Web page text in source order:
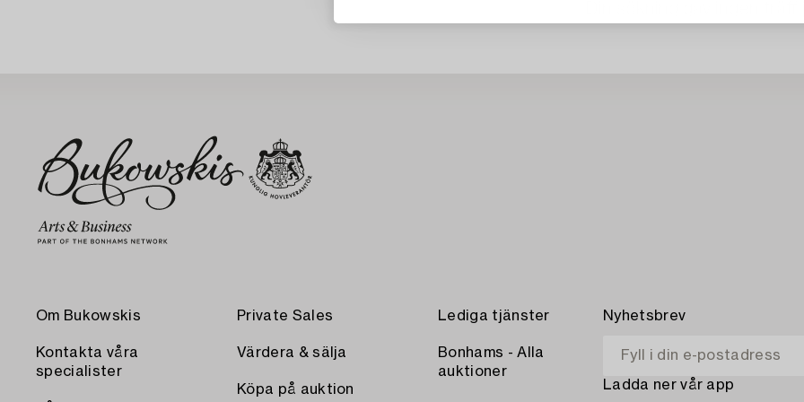
Om Bukowskis
Kontakta våra
specialister
Private Sales
Värdera & sälja
Köpa på auktion
Lediga tjänster
Bonhams - Alla
auktioner
Nyhetsbrev
Ladda ner vår app